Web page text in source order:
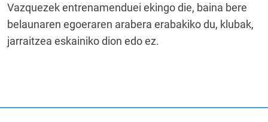
Vazquezek entrenamenduei ekingo die, baina bere
belaunaren egoeraren arabera erabakiko du, klubak,
jarraitzea eskainiko dion edo ez.